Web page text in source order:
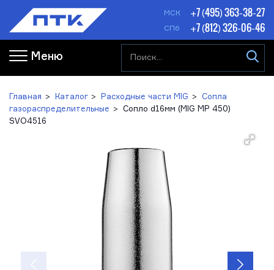
МСК +7 (495) 363-38-27
СПб +7 (812) 326-06-46
Меню
Главная Каталог Расходные части MIG
Сопла
газораспределительные
Сопло d16мм (MIG MP 450)
SVO4516